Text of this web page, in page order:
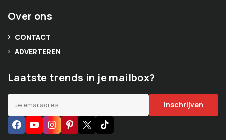
Over ons
CONTACT
ADVERTEREN
Laatste trends in je mailbox?